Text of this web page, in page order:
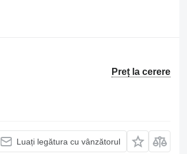
Preț la cerere
Luați legătura cu vânzătorul